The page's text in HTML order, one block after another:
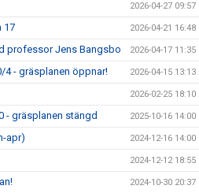
2026-04-27 09:57
17 2026-04-21 16:48
professor Jens Bangsbo 2026-04-17 11:35
4 - gräsplanen öppnar! 2026-04-15 13:13
2026-02-25 18:10
- gräsplanen stängd 2025-10-16 14:00
apr) 2024-12-16 14:00
2024-12-12 18:55
2024-10-30 20:37